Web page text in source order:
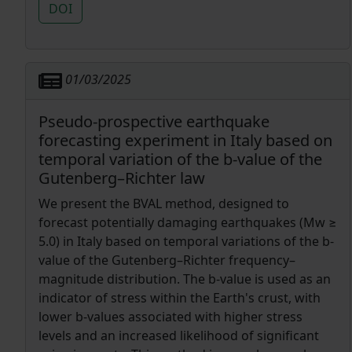
required to plan the LGWA mission.
Subrahmanya, Michael W. Coughlin, Stefano
Covino, Andrea Derdzinski, Aayushi Doshi,
Gerberding, Kiranjyot Gill, Matteo Di Giovanni,
Ines Francesca Giudice, Margherita Giustini,
Francesco Iacovelli, Bradley J. Kavanagh, Taichi
Kawamura, Arun Kenath, Elisabeth-Adelheid
Keppler, Chiaki Kobayashi, Goro Komatsu, Valeriya
Korol, N. V. Krishnendu, Prayush Kumar,
Francesco Longo, Michele Maggiore, Michele
Mancarella, Andrea Maselli, Alessandra
Mastrobuono-Battisti, Francesco Mazzarini,
Andrea Melandri, Daniele Melini, Sabrina Menina,
Giovanni Miniutti, Deeshani Mitra, Javier Morán-
Fraile, Suvodip Mukherjee, Niccolò Muttoni,
Marco Olivieri, Francesca Onori, Maria Alessandra
Papa, Ferdinando Patat, Andrea Perali, Tsvi Piran,
Silvia Piranomonte, Alberto Roper Pol, Masroor C.
Pookkillath, R. Prasad, Vaishak Prasad, Alessandra
De Rosa, Sourav Roy Chowdhury, Roberto
Serafinelli, Alberto Sesana, Paola Severgnini,
DOI
01/03/2025
Pseudo-prospective earthquake
forecasting experiment in Italy based on
temporal variation of the b-value of the
Gutenberg–Richter law
We present the BVAL method, designed to
forecast potentially damaging earthquakes (Mw ≥
5.0) in Italy based on temporal variations of the b-
value of the Gutenberg–Richter frequency–
magnitude distribution. The b-value is used as an
indicator of stress within the Earth's crust, with
lower b-values associated with higher stress
levels and an increased likelihood of significant